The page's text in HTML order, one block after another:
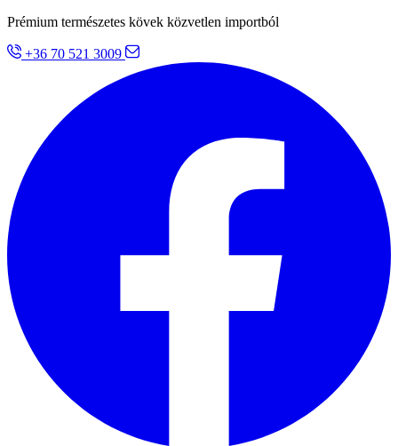
Prémium természetes kövek közvetlen importból
+36 70 521 3009